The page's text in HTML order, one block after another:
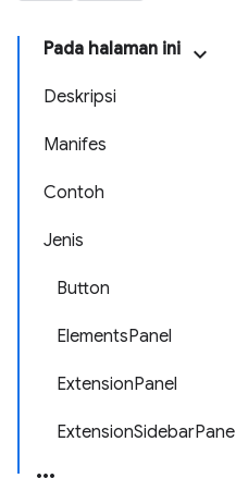
Pada halaman ini
Deskripsi
Manifes
Contoh
Jenis
Button
ElementsPanel
ExtensionPanel
ExtensionSidebarPane